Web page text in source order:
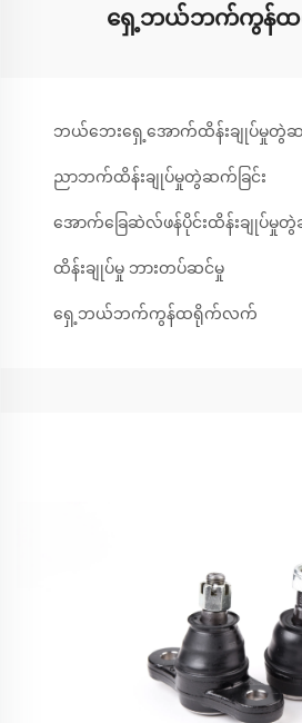
ရှေ့ဘယ်ဘက်ကွန်
ဘယ်ဘေးရှေ့အောက်ထိန်းချုပ်မှုတွဲဆ
ညာဘက်ထိန်းချုပ်မှုတွဲဆက်ခြင်း
အောက်ခြေဆဲလ်ဖန်ပိုင်းထိန်းချုပ်မှုတွဲ
ထိန်းချုပ်မှု ဘားတပ်ဆင်မှု
ရှေ့ဘယ်ဘက်ကွန်ထရိုက်လက်